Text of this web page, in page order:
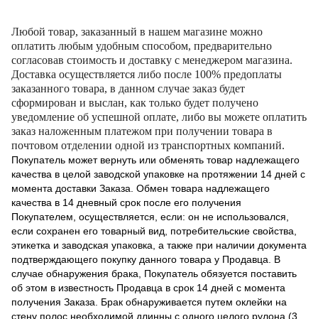
Любой товар, заказанный в нашем магазине можно
оплатить любым удобным способом, предварительно
согласовав стоимость и доставку с менеджером магазина.
Доставка осуществляется либо после 100% предоплаты
заказанного товара, в данном случае заказ будет
сформирован и выслан, как только будет получено
уведомление об успешной оплате, либо вы можете оплатить
заказ наложенным платежом при получении товара в
почтовом отделении одной из транспортных компаний.
Покупатель может вернуть или обменять товар надлежащего
качества в целой заводской упаковке на протяжении 14 дней с
момента доставки Заказа. Обмен товара надлежащего
качества в 14 дневный срок после его получения
Покупателем, осуществляется, если: он не использовался,
если сохранен его товарный вид, потребительские свойства,
этикетка и заводская упаковка, а также при наличии документа
подтверждающего покупку данного товара у Продавца. В
случае обнаружения брака, Покупатель обязуется поставить
об этом в известность Продавца в срок 14 дней с момента
получения Заказа. Брак обнаруживается путем оклейки на
стену полос необходимой длинны с одного целого рулона (3